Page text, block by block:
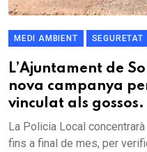
MEDI AMBIENT SEGURETAT
L’Ajuntament de
nova campanya
vinculat als gossos.
La Policia Local
fins a final de mes, per